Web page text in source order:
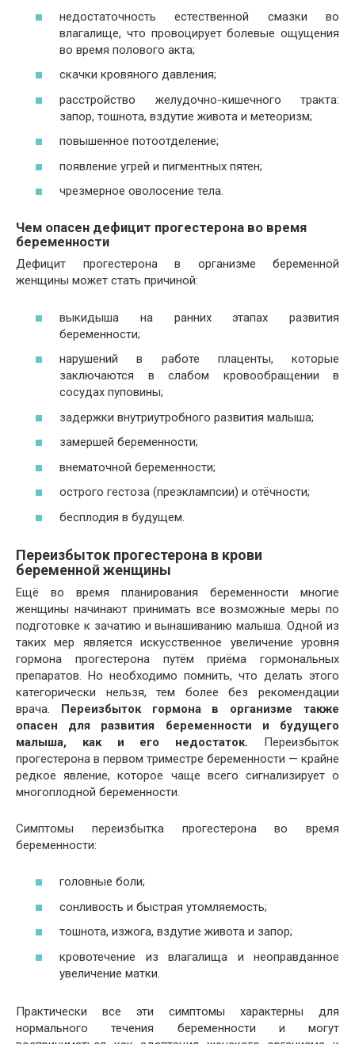
недостаточность естественной смазки во
влагалище, что провоцирует болевые ощущения
во время полового акта;
скачки кровяного давления;
расстройство желудочно-кишечного тракта:
запор, тошнота, вздутие живота и метеоризм;
повышенное потоотделение;
появление угрей и пигментных пятен;
чрезмерное оволосение тела.
Чем опасен дефицит прогестерона во время
беременности
Дефицит прогестерона в организме беременной
женщины может стать причиной:
выкидыша на ранних этапах развития
беременности;
нарушений в работе плаценты, которые
заключаются в слабом кровообращении в
сосудах пуповины;
задержки внутриутробного развития малыша;
замершей беременности;
внематочной беременности;
острого гестоза (преэклампсии) и отёчности;
бесплодия в будущем.
Переизбыток прогестерона в крови
беременной женщины
Ещё во время планирования беременности многие
женщины начинают принимать все возможные меры по
подготовке к зачатию и вынашиванию малыша. Одной из
таких мер является искусственное увеличение уровня
гормона прогестерона путём приёма гормональных
препаратов. Но необходимо помнить, что делать этого
категорически нельзя, тем более без рекомендации
врача. Переизбыток гормона в организме также
опасен для развития беременности и будущего
малыша, как и его недостаток. Переизбыток
прогестерона в первом триместре беременности — крайне
редкое явление, которое чаще всего сигнализирует о
многоплодной беременности.
Симптомы переизбытка прогестерона во время
беременности:
головные боли;
сонливость и быстрая утомляемость;
тошнота, изжога, вздутие живота и запор;
кровотечение из влагалища и неоправданное
увеличение матки.
Практически все эти симптомы характерны для
нормального течения беременности и могут